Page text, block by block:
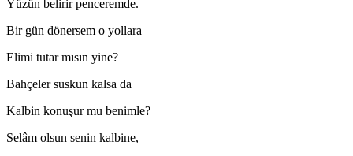
Yüzün belirir penceremde.
Bir gün dönersem o yollara
Elimi tutar mısın yine?
Bahçeler suskun kalsa da
Kalbin konuşur mu benimle?
Selâm olsun senin kalbine,